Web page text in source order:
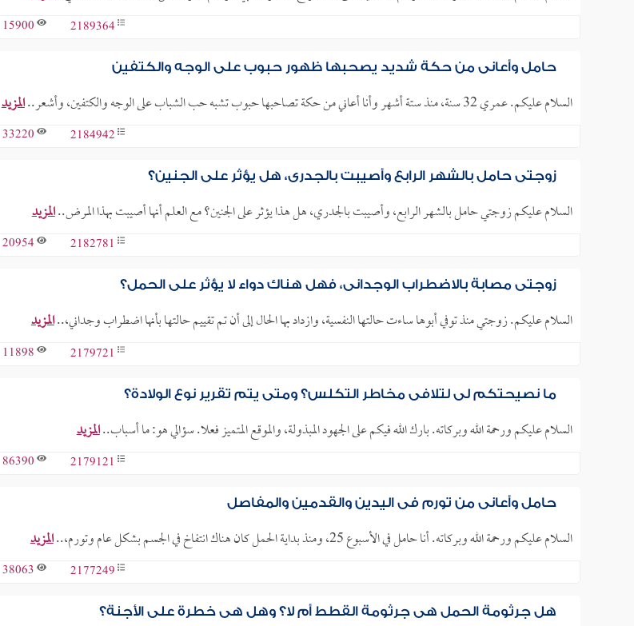
2189364
15900
حامل وأعاني من حكة شديد يصحبها ظهور حبوب على الوجه والكتفين
السلام عليكم. عمري 32 سنة، منذ ستة أشهر وأنا أعاني من حكة تصاحبها حبوب تشبه حب الشباب على الوجه والكتفين، وأشعر.. المزيد
2184942
33220
زوجتي حامل بالشهر الرابع وأصيبت بالجدري، هل يؤثر على الجنين؟
السلام عليكم زوجتي حامل بالشهر الرابع، وأصيبت بالجدري، هل هذا يؤثر على الجنين؟ مع العلم أنها أصيبت بهذا المرض..المزيد
2182781
20954
زوجتي مصابة بالاضطراب الوجداني، فهل هناك دواء لا يؤثر على الحمل؟
السلام عليكم. زوجتي منذ توفي أبوها ساءت حالتها النفسية، وازداد بها الحال إلى أن تم تقييم حالتها بأنها اضطراب وجداني،..المزيد
2179721
11898
ما نصيحتكم لي لتلافي مخاطر التكلس؟ ومتى يتم تقرير نوع الولادة؟
السلام عليكم ورحمة الله وبركاته. بارك الله فيكم على الجهود المبذولة، والموقع المتميز فعلا. سؤالي هو: ما أسباب..المزيد
2179121
86390
حامل وأعاني من تورم في اليدين والقدمين والمفاصل
السلام عليكم ورحمة الله وبركاته. أنا حامل في الأسبوع 25، ومنذ بداية الحمل كان هناك انتفاخ في الجسم بشكل عام وتورم،.. المزيد
2177249
38063
هل جرثومة الحمل هي جرثومة القطط أم لا؟ وهل هي خطرة على الأجنة؟